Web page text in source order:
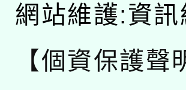
網站維護:資訊
【個資保護聲